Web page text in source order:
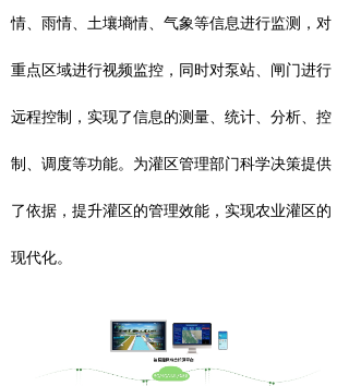
情、雨情、土壤墒情、气象等信息进行监测，对
重点区域进行视频监控，同时对泵站、闸门进行
远程控制，实现了信息的测量、统计、分析、控
制、调度等功能。为灌区管理部门科学决策提供
了依据，提升灌区的管理效能，实现农业灌区的
现代化。